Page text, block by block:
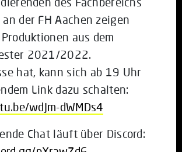
der FH Aachen zeigen
aus dem
2021/2022.
hat, kann sich ab 19 Uhr
Link dazu schalten:
wdJm-dWMDs4
Chat läuft über Discord: